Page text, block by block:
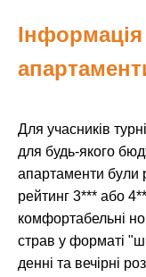
Інформація
Для учасників
для будь-якого
апартаменти були
рейтинг 3*** або
комфортабельні
страв у форматі
денні та вечірні